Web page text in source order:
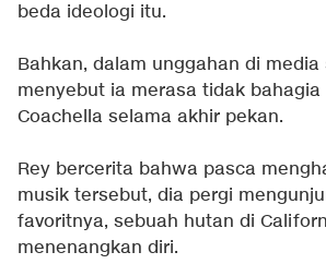
beda ideologi itu.
Bahkan, dalam unggahan di media
menyebut ia merasa tidak
Coachella selama akhir pekan.
Rey bercerita bahwa pasca
musik tersebut, dia pergi
favoritnya, sebuah hutan di
menenangkan diri.